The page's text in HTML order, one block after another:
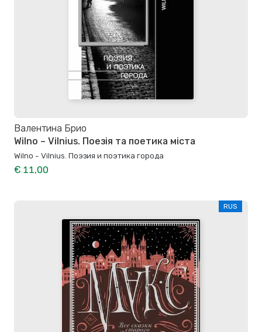
Валентина Брио
Wilno – Vilnius. Поезія та поетика міста
Wilno - Vilnius. Поэзия и поэтика города
€ 11,00
RUS